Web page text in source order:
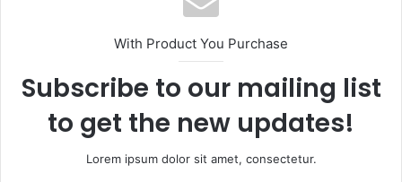
i
e
With Product You Purchase
Subscribe to our mailing list
to get the new updates!
Lorem ipsum dolor sit amet, consectetur.